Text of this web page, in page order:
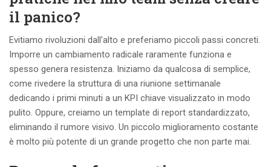
il panico?
Evitiamo rivoluzioni dall'alto e preferiamo piccoli passi concreti.
Imporre un cambiamento radicale raramente funziona e
spesso genera resistenza. Iniziamo da qualcosa di semplice,
come rivedere la struttura di una riunione settimanale
dedicando i primi minuti a un KPI chiave visualizzato in modo
pulito. Oppure, creiamo un template di report standardizzato,
eliminando il rumore visivo. Un piccolo miglioramento costante
è molto più potente di un grande progetto che non parte mai.